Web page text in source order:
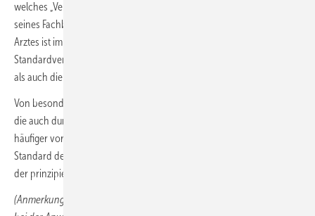
welches „Verhalten von einem Arzt ... aus der berufsfachlichen Sicht
seines Fachbereichs erwartet werden kann“. Eine Pflichtwidrigkeit des
Arztes ist im Arzthaftungsrecht der zentrale Haftungsgrund. In der
Standardverfehlung liegen sowohl der ärztliche Behandlungsfehler
als auch die medizinische Fahrlässigkeit.
Von besonderer Bedeutung sind einzelne Standardabweichungen,
die auch durch die Individualisierung der modernen Medizin immer
häufiger vorkommen. Die Behandlung richtet sich dann nach dem
Standard der von Arzt und Patient gewählten Behandlungsmethode,
der prinzipiell nicht unterschritten werden darf.
(Anmerkung des Autors: Das darf allerdings nicht dazu führen, dass